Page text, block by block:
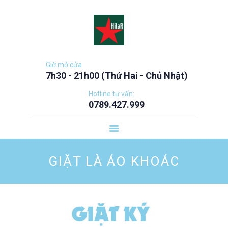
Giờ mở cửa
7h30 - 21h00 (Thứ Hai - Chủ Nhật)
Hotline tư vấn:
0789.427.999
GIẶT LÀ ÁO KHOÁC
BẢNG GIÁ DỊCH VỤ
CHÍNH SÁCH
NHƯỢNG QUYỀN
CHÍNH SÁCH
BUSINESS CLASS
& CONVENIENT